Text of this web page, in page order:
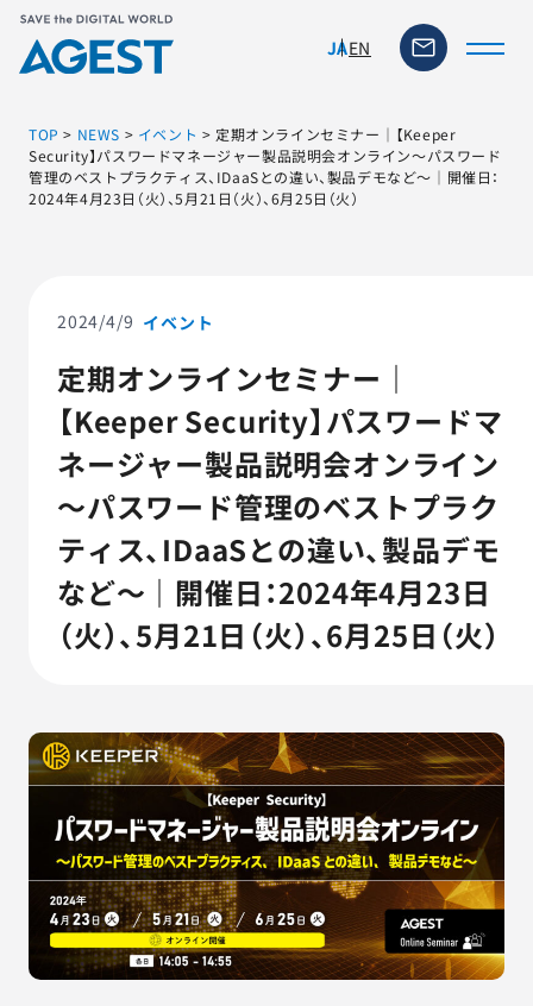
JAEN
トップページ
TFACT (AIテストツール)
ニュース
AGESTの強み
セミナー・イベント
会社情報
サービス詳細資料 見積・お問い合わせ
サービスお問い合わせ専用番号
TOP > NEWS > イベント > 定期オンラインセミナー｜【Keeper
Security】パスワードマネージャー製品説明会オンライン～パスワード
管理のベストプラクティス、IDaaSとの違い、製品デモなど～｜開催日：
2024年4月23日（火）、5月21日（火）、6月25日（火）
2024/4/9 イベント
定期オンラインセミナー｜
【Keeper Security】パスワードマ
ネージャー製品説明会オンライン
～パスワード管理のベストプラク
ティス、IDaaSとの違い、製品デモ
など～｜開催日：2024年4月23日
（火）、5月21日（火）、6月25日（火）